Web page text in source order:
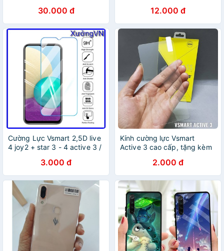
3,Active 1 Plus,Joy 1 Plus
30.000 đ
Joy3 , Joy 1 Plus, Bee , Bee
3
12.000 đ
Cường Lực Vsmart 2,5D live
4 joy2 + star 3 - 4 active 3 /
plus / aris 5g Mài Vát Cạnh
3.000 đ
Kính cường lực Vsmart
Active 3 cao cấp, tặng kèm
2.000 đ